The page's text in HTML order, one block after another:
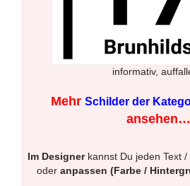
informativ,
Mehr Schilder der
ansehen…
Im Designerkannst Du jeden Text /
oder anpassen (Farbe /